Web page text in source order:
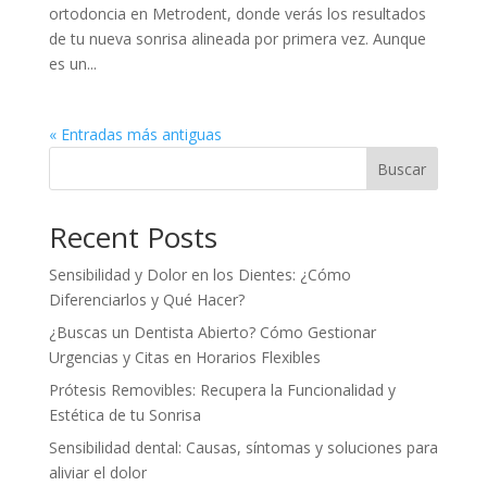
ortodoncia en Metrodent, donde verás los resultados
de tu nueva sonrisa alineada por primera vez. Aunque
es un...
« Entradas más antiguas
Buscar
Recent Posts
Sensibilidad y Dolor en los Dientes: ¿Cómo
Diferenciarlos y Qué Hacer?
¿Buscas un Dentista Abierto? Cómo Gestionar
Urgencias y Citas en Horarios Flexibles
Prótesis Removibles: Recupera la Funcionalidad y
Estética de tu Sonrisa
Sensibilidad dental: Causas, síntomas y soluciones para
aliviar el dolor